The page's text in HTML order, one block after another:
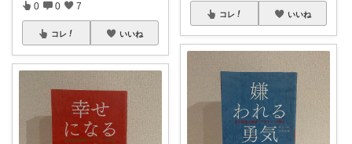
0 0 7
コレ いいね
コレ いいね